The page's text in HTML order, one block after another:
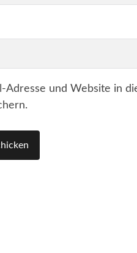
Adresse und Website in